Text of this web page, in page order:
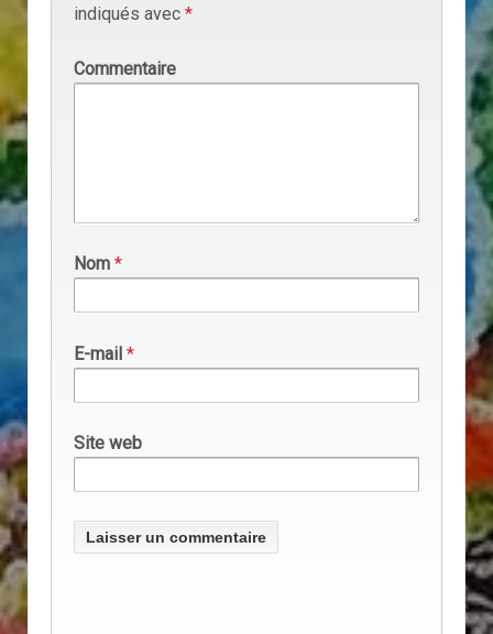
indiqués avec *
Commentaire
Nom *
E-mail *
Site web